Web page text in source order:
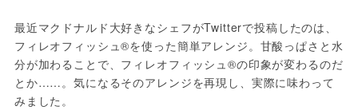
最近マクドナルド大好きなシェフがTwitterで投稿したのは、
フィレオフィッシュ®を使った簡単アレンジ。甘酸っぱさと水
分が加わることで、フィレオフィッシュ®の印象が変わるのだ
とか……。気になるそのアレンジを再現し、実際に味わって
みました。